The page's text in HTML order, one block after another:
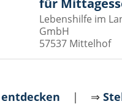
Lebenshilfe im
GmbH
57537 Mittelhof
| ⇒